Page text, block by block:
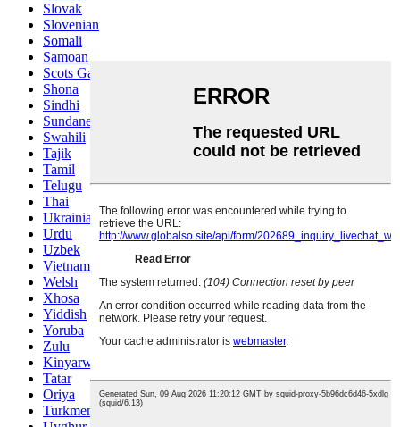
Slovak
Slovenian
Somali
Samoan
Scots Gaelic
Shona
Sindhi
Sundanese
Swahili
Tajik
Tamil
Telugu
Thai
Ukrainian
Urdu
Uzbek
Vietnamese
Welsh
Xhosa
Yiddish
Yoruba
Zulu
Kinyarwanda
Tatar
Oriya
Turkmen